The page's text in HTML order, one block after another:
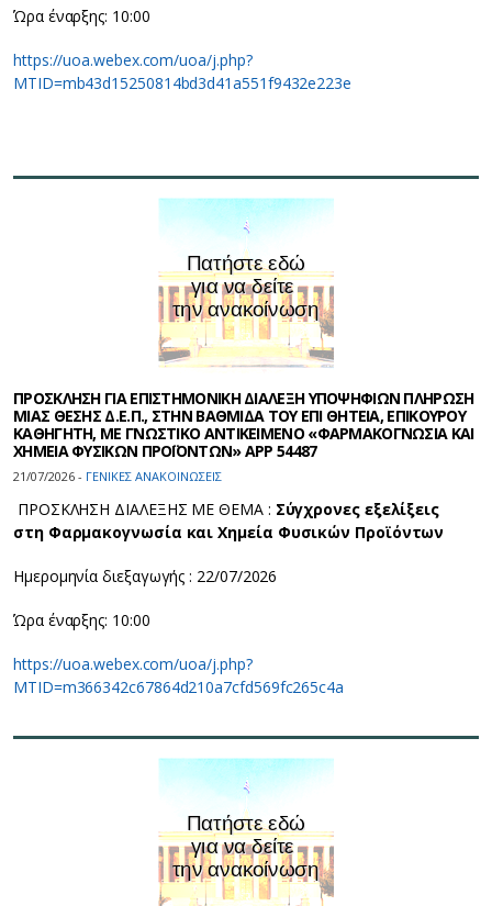
Ώρα έναρξης: 10:00
https://uoa.webex.com/uoa/j.php?
MTID=mb43d15250814bd3d41a551f9432e223e
ΠΡΟΣΚΛΗΣΗ ΓΙΑ ΕΠΙΣΤΗΜΟΝΙΚΗ ΔΙΑΛΕΞΗ ΥΠΟΨΗΦΙΩΝ ΠΛΗΡΩΣΗ
ΜΙΑΣ ΘΕΣΗΣ Δ.Ε.Π., ΣΤΗΝ ΒΑΘΜΙΔΑ ΤΟΥ ΕΠΙ ΘΗΤΕΙΑ, ΕΠΙΚΟΥΡΟΥ
ΚΑΘΗΓΗΤΗ, ΜΕ ΓΝΩΣΤΙΚΟ ΑΝΤΙΚΕΙΜΕΝΟ «ΦΑΡΜΑΚΟΓΝΩΣΙΑ ΚΑΙ
ΧΗΜΕΙΑ ΦΥΣΙΚΩΝ ΠΡΟΪΟΝΤΩΝ» APP 54487
21/07/2026 - ΓΕΝΙΚΕΣ ΑΝΑΚΟΙΝΩΣΕΙΣ
ΠΡΟΣΚΛΗΣΗ ΔΙΑΛΕΞΗΣ ΜΕ ΘΕΜΑ : Σύγχρονες εξελίξεις
στη Φαρμακογνωσία και Χημεία Φυσικών Προϊόντων
Ημερομηνία διεξαγωγής : 22/07/2026
Ώρα έναρξης: 10:00
https://uoa.webex.com/uoa/j.php?
MTID=m366342c67864d210a7cfd569fc265c4a